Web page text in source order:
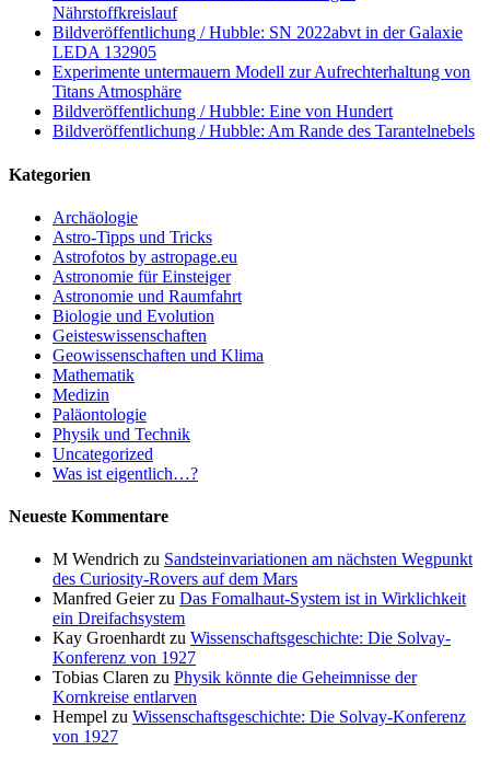
Nährstoffkreislauf
Bildveröffentlichung / Hubble: SN 2022abvt in der Galaxie
LEDA 132905
Experimente untermauern Modell zur Aufrechterhaltung von
Titans Atmosphäre
Bildveröffentlichung / Hubble: Eine von Hundert
Bildveröffentlichung / Hubble: Am Rande des Tarantelnebels
Kategorien
Archäologie
Astro-Tipps und Tricks
Astrofotos by astropage.eu
Astronomie für Einsteiger
Astronomie und Raumfahrt
Biologie und Evolution
Geisteswissenschaften
Geowissenschaften und Klima
Mathematik
Medizin
Paläontologie
Physik und Technik
Uncategorized
Was ist eigentlich…?
Neueste Kommentare
M Wendrich zu Sandsteinvariationen am nächsten Wegpunkt
des Curiosity-Rovers auf dem Mars
Manfred Geierzu Das Fomalhaut-System ist in Wirklichkeit
ein Dreifachsystem
Kay Groenhardtzu Wissenschaftsgeschichte: Die Solvay-
Konferenz von 1927
Tobias Claren zu Physik könnte die Geheimnisse der
Kornkreise entlarven
Hempel zu Wissenschaftsgeschichte: Die Solvay-Konferenz
von 1927